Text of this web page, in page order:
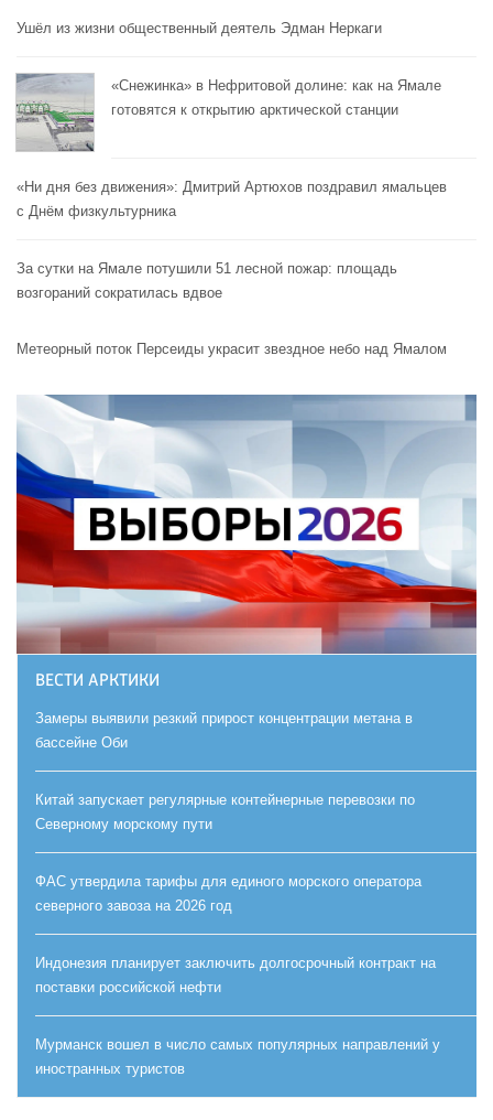
Ушёл из жизни общественный деятель Эдман Неркаги
«Снежинка» в Нефритовой долине: как на Ямале
готовятся к открытию арктической станции
«Ни дня без движения»: Дмитрий Артюхов поздравил ямальцев
с Днём физкультурника
За сутки на Ямале потушили 51 лесной пожар: площадь
возгораний сократилась вдвое
Метеорный поток Персеиды украсит звездное небо над Ямалом
ВЕСТИ АРКТИКИ
Замеры выявили резкий прирост концентрации метана в
бассейне Оби
Китай запускает регулярные контейнерные перевозки по
Северному морскому пути
ФАС утвердила тарифы для единого морского оператора
северного завоза на 2026 год
Индонезия планирует заключить долгосрочный контракт на
поставки российской нефти
Мурманск вошел в число самых популярных направлений у
иностранных туристов